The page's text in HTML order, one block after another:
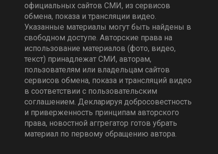
официальных сайтов СМИ, из сервисов
обмена, показа и трансляции видео.
Указанные материалы могут быть найдены в
свободном доступе. Авторские права на
использование материалов (фото, видео,
текст) принадлежат СМИ, авторам,
пользователям или владельцам сайтов
сервисов обмена, показа и трансляций видео
в соответствии с пользовательским
соглашением. Декларируя добросовестность
и приверженность принципам авторского
права, новостной аггрегатор готов убрать
материал по первому обращению автора.